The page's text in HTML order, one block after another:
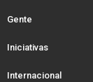
Gente
Iniciativas
Internacional